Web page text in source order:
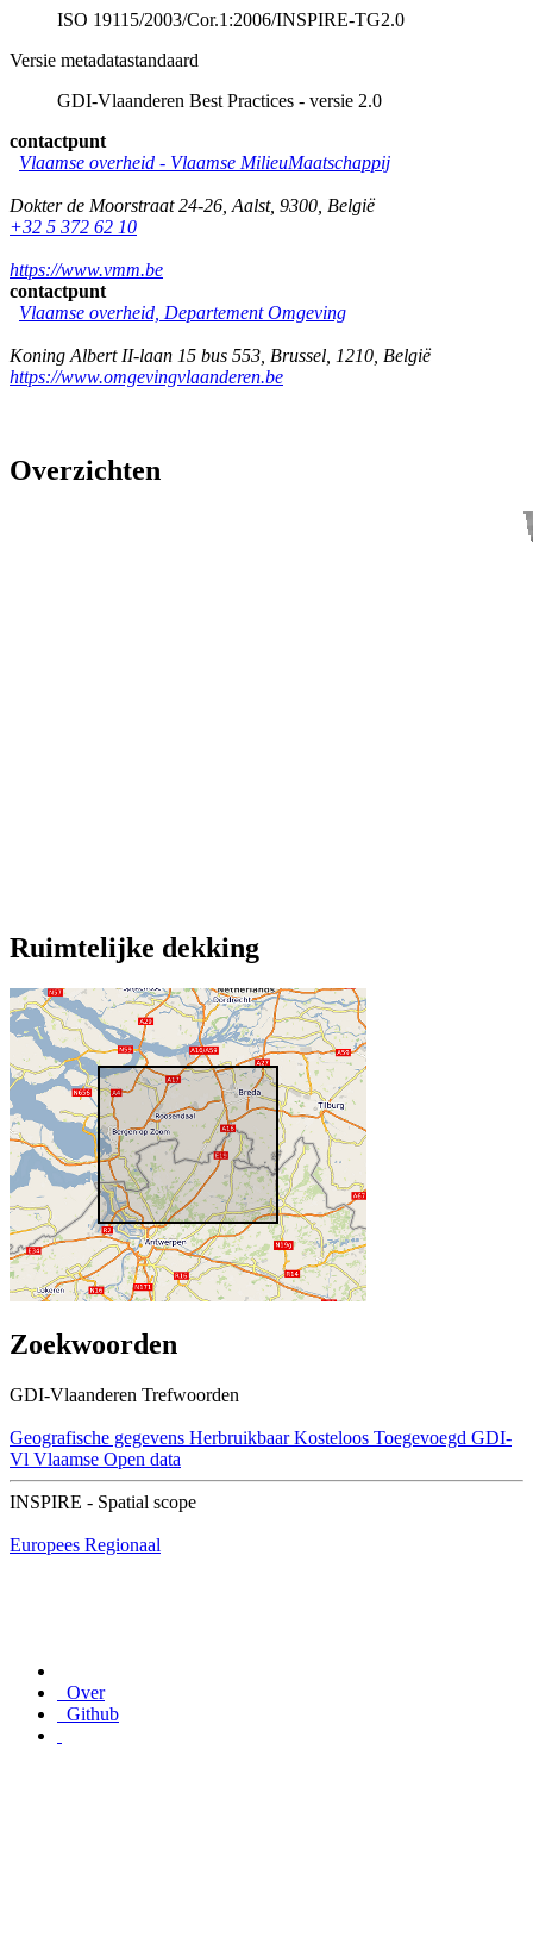
ISO 19115/2003/Cor.1:2006/INSPIRE-TG2.0
Versie metadatastandaard
GDI-Vlaanderen Best Practices - versie 2.0
contactpunt
Vlaamse overheid - Vlaamse MilieuMaatschappij
Dokter de Moorstraat 24-26 Aalst, 9300 België
+32 5 372 62 10
https://www.vmm.be
contactpunt
Vlaamse overheid, Departement Omgeving
Koning Albert II-laan 15 bus 553 Brussel 1210 België
https://www.omgevingvlaanderen.be
Overzichten
Ruimtelijke dekking
Zoekwoorden
GDI-Vlaanderen Trefwoorden
Geografische gegevens Herbruikbaar Kosteloos Toegevoegd GDI-
Vl Vlaamse Open data
INSPIRE - Spatial scope
Europees Regionaal
Over
Github